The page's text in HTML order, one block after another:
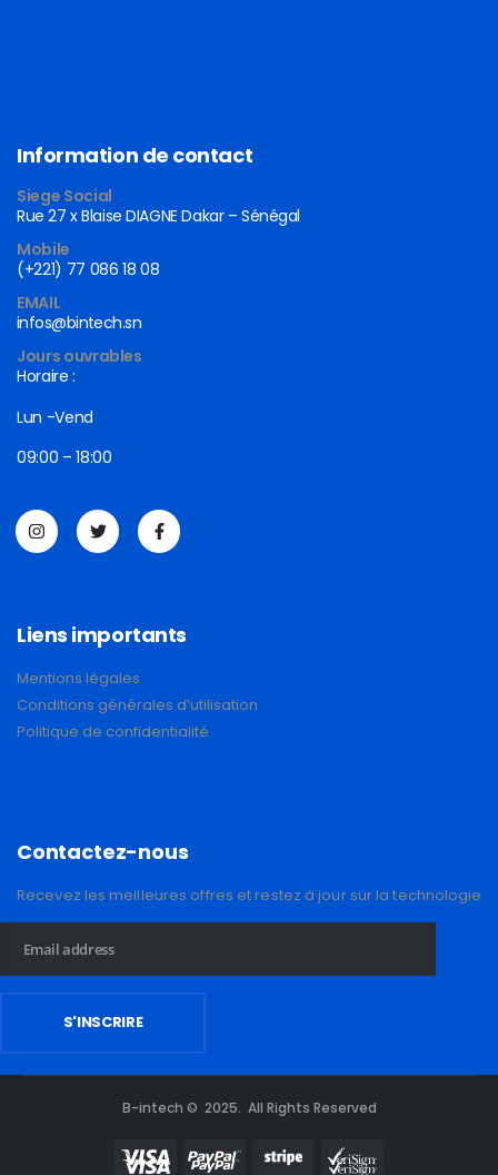
Information de contact
Siege Social
Rue 27 x Blaise DIAGNE Dakar – Sénégal
Mobile
(+221) 77 086 18 08
EMAIL
infos@bintech.sn
Jours ouvrables
Horaire :
Lun -Vend
09:00 – 18:00
Liens importants
Mentions légales
Conditions générales d’utilisation
Politique de confidentialité
Contactez-nous
Recevez les meilleures offres et restez à jour sur la technologie
B-intech © 2025. All Rights Reserved